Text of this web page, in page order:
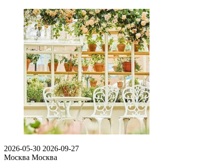
2026-05-30 2026-09-27
Москва Москва